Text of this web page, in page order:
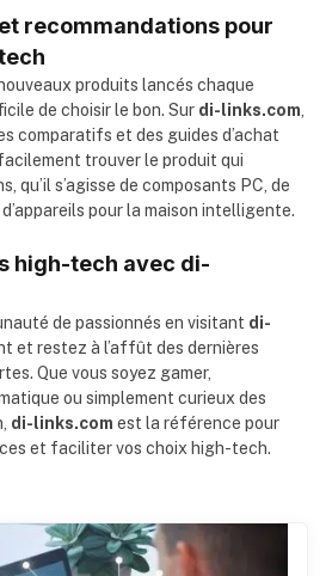
recommandations pour
produits lancés chaque
de choisir le bon. Sur di-links.com
comparatifs et des guides d’achat
trouver le produit qui
qu’il s’agisse de composants PC, de
pour la maison intelligente.
high-tech avec di-
de passionnés en visitant di-
et restez à l’affût des dernières
Que vous soyez gamer,
ou simplement curieux des
di-links.com est la référence pour
et faciliter vos choix high-tech.